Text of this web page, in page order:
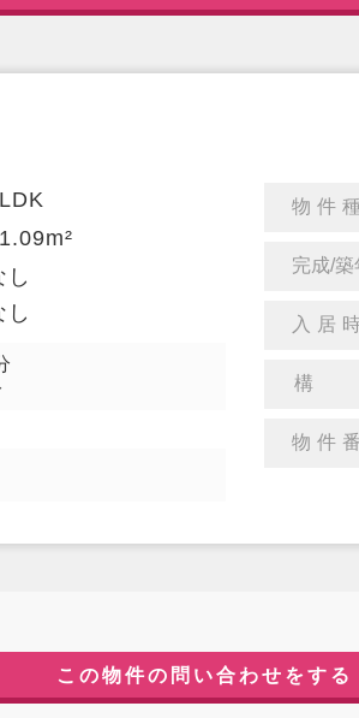
し
し
物件
完成/築
入居
構
物件
この物件の問い合わせをする